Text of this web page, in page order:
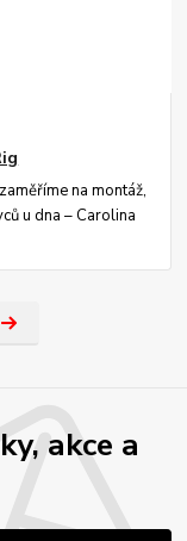
na montáž,
u dna – Carolina
akce a